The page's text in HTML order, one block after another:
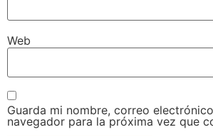
Web
Guarda mi nombre, correo
navegador para la próxima vez que